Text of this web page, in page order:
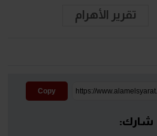
تقرير الأهرام
Copy
شارك: